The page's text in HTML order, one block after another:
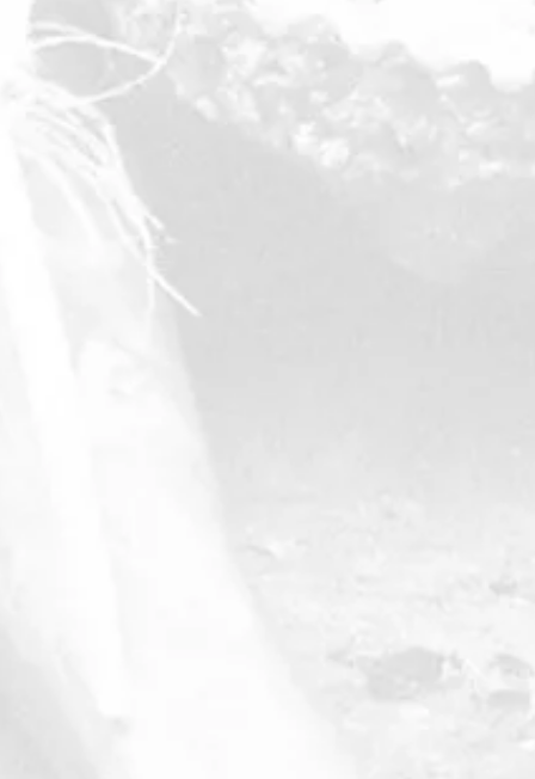
Die Übernachtungen erfolgen im mitgebrachten
Zelt, Tarp, Hängematte oder einem unserer
Shelter.
Gekocht wird gemeinsam am Feuer, im Preis
enthalten sind die drei Mahlzeiten Frühstück,
Mittag- und Abendessen.